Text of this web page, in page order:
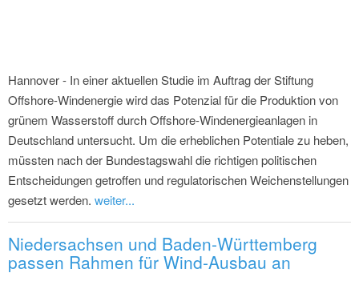
Hannover - In einer aktuellen Studie im Auftrag der Stiftung
Offshore-Windenergie wird das Potenzial für die Produktion von
grünem Wasserstoff durch Offshore-Windenergieanlagen in
Deutschland untersucht. Um die erheblichen Potentiale zu heben,
müssten nach der Bundestagswahl die richtigen politischen
Entscheidungen getroffen und regulatorischen Weichenstellungen
gesetzt werden. weiter...
Niedersachsen und Baden-Württemberg
passen Rahmen für Wind-Ausbau an